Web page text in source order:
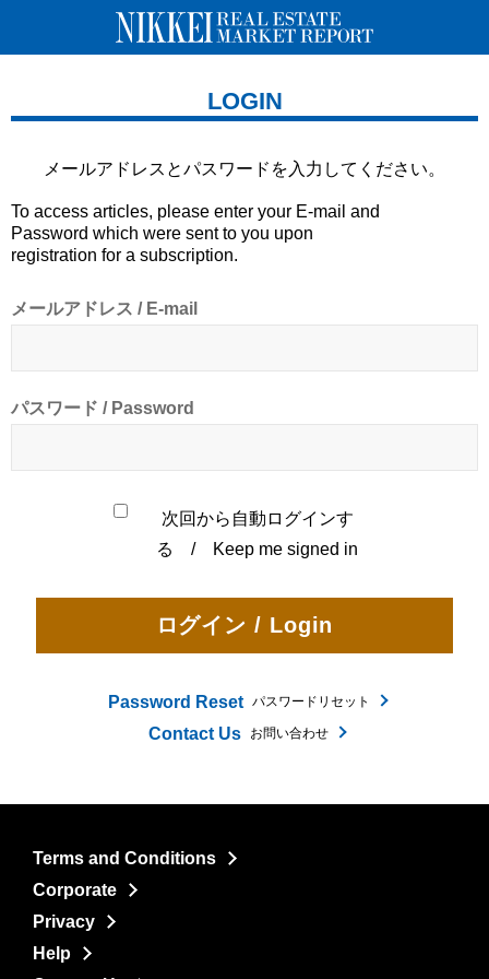
LOGIN
メールアドレスとパスワードを 入力してください。
To access articles, please enter your E-mail and
Password which were sent to you upon
registration for a subscription.
メールアドレス / E-mail
パスワード / Password
次回から自動ログインす
る / Keep me signed in
Password Reset パスワードリセット
Contact Us お問い合わせ
Terms and Conditions
Corporate
Privacy
Help